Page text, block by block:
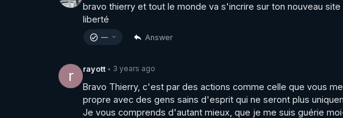
bravo thierry et tout le monde va s'incrire sur ton nouveau
liberté
— Answer
r rayott • 3 years ago
Bravo Thierry, c'est par des actions comme celle que vous
propre avec des gens sains d'esprit qui ne seront plus
Je vous comprends d'autant mieux, que je me suis guérie